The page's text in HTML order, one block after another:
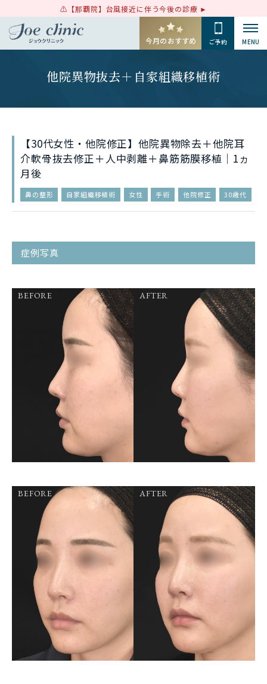
【那覇院】台風接近に伴う今後の診療
今月のおすすめ ご予約 MENU
他院異物抜去＋自家組織移植術
【30代女性・他院修正】他院異物除去＋他院耳
介軟骨抜去修正＋人中剥離＋鼻筋筋膜移植｜1ヵ
月後
鼻の整形 自家組織移植術 女性 手術 他院修正 30歳代
症例写真
BEFORE AFTER
BEFORE AFTER